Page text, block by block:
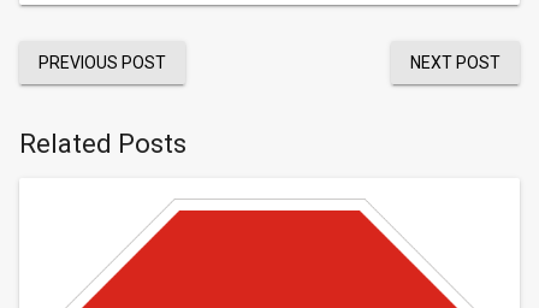
PREVIOUS POST NEXT POST
Related Posts